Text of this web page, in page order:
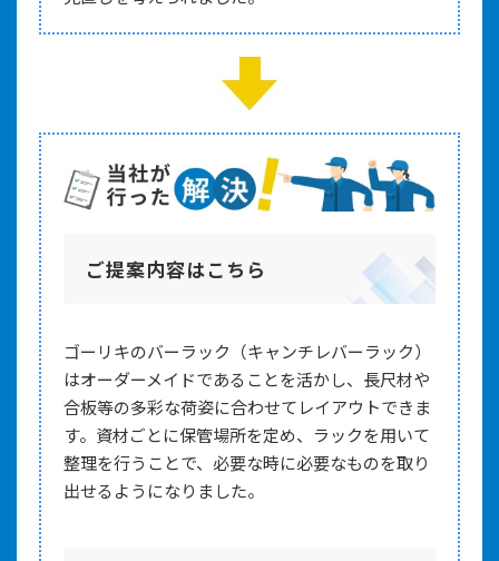
ご提案内容はこちら
ゴーリキのバーラック（キャンチレバーラック）
はオーダーメイドであることを活かし、長尺材や
合板等の多彩な荷姿に合わせてレイアウトできま
す。資材ごとに保管場所を定め、ラックを用いて
整理を行うことで、必要な時に必要なものを取り
出せるようになりました。